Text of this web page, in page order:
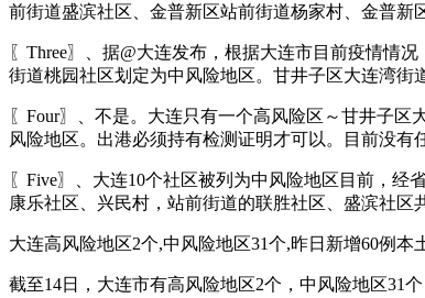
前街道盛滨社区、金普新区站前街道杨家村、金普新
〖Three〗、据@大连发布，根据大连市目前疫情情
街道桃园社区划定为中风险地区。甘井子区大连湾街
〖Four〗、不是。大连只有一个高风险区～甘井子
风险地区。出港必须持有检测证明才可以。目前没有
〖Five〗、大连10个社区被列为中风险地区目前，
康乐社区、兴民村，站前街道的联胜社区、盛滨社区
大连高风险地区2个,中风险地区31个,昨日新增60例本
截至14日，大连市有高风险地区2个，中风险地区31